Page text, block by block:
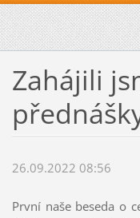
Zahájili
26.09.2022 08:56
První naše beseda o